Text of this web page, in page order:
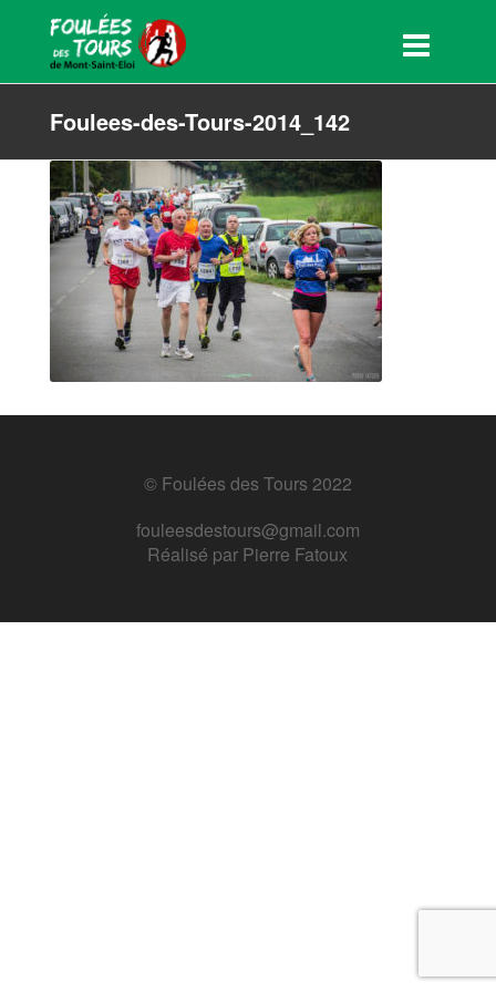
Foulees-des-Tours-2014_142
© Foulées des Tours 2022
fouleesdestours@gmail.com
Réalisé par Pierre Fatoux